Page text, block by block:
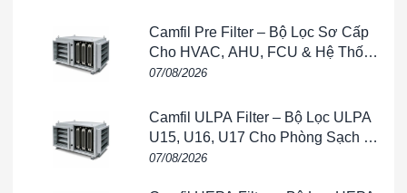
tĩnh điện không hiệu quả đối với các hạt không dẫn điện
hoặc có kích thước rất nhỏ.
Nhà máy công nghiệp:Sử dụng để kiểm soát ô nhiễm
không khí trong các nhà máy xi măng, thép, giấy, và các
Camfil Pre Filter – Bộ Lọc Sơ Cấp
Cho HVAC, AHU, FCU & Hệ Thống
Thông Gió
07/08/2026
Camfil ULPA Filter – Bộ Lọc ULPA
U15, U16, U17 Cho Phòng Sạch &
Bán Dẫn
07/08/2026